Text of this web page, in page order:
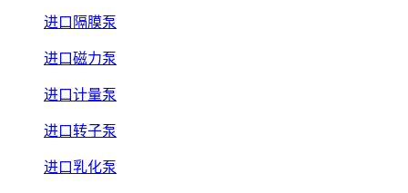
进口隔膜泵
进口磁力泵
进口计量泵
进口转子泵
进口乳化泵